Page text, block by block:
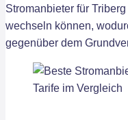
Stromanbieter für
wechseln können,
gegenüber dem